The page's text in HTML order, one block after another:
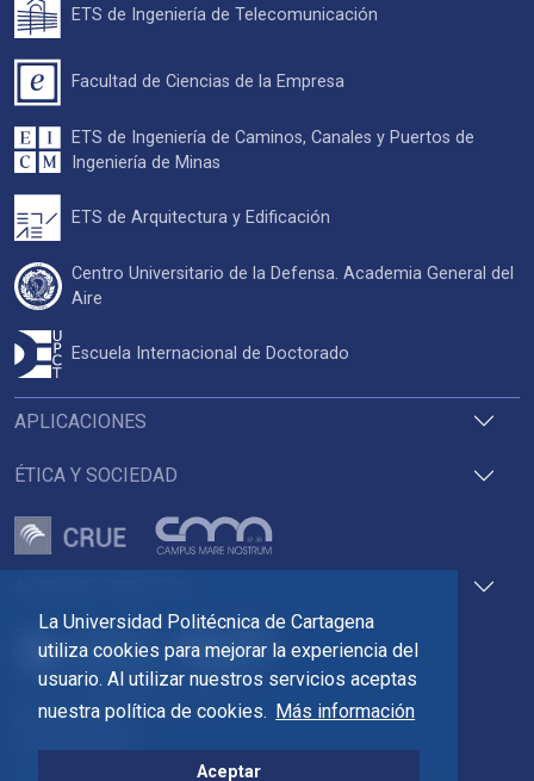
La Universidad Politécnica de Cartagena
utiliza cookies para mejorar la experiencia del
usuario. Al utilizar nuestros servicios aceptas
nuestra política de cookies. Más información
Aceptar
Pza. del Cronista Isidoro Valverde
Edif. La Milagrosa
APLICACIONES
ÉTICA Y SOCIEDAD
ETS de Ingeniería de Telecomunicación
Facultad de Ciencias de la Empresa
ETS de Ingeniería de Caminos, Canales y Puertos de
Ingeniería de Minas
ETS de Arquitectura y Edificación
Centro Universitario de la Defensa. Academia General del
Aire
Escuela Internacional de Doctorado